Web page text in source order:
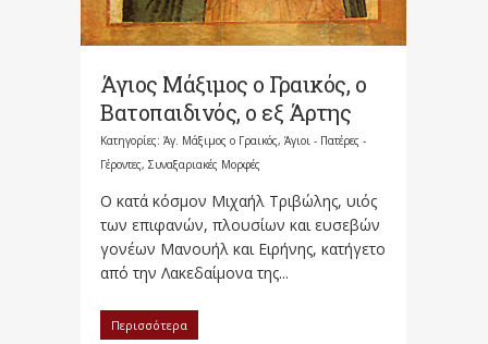
Άγιος Μάξιμος ο Γραικός, ο
Βατοπαιδινός, ο εξ Άρτης
Κατηγορίες: Άγ. Μάξιμος ο Γραικός, Άγιοι - Πατέρες -
Γέροντες, Συναξαριακές Μορφές
Ο κατά κόσμον Μιχαήλ Τριβώλης, υιός
των επιφανών, πλουσίων και ευσεβών
γονέων Μανουήλ και Ειρήνης, κατήγετο
από την Λακεδαίμονα της...
Περισσότερα